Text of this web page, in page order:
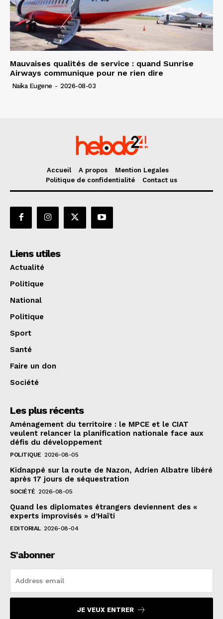
Mauvaises qualités de service : quand Sunrise
Airways communique pour ne rien dire
Naïka Eugene - 2026-08-03
Accueil A propos
Mention Legales
Politique de confidentialité
Contact us
Liens utiles
Actualité
Politique
National
Politique
Sport
Santé
Faire un don
Société
Les plus récents
Aménagement du territoire : le MPCE et le CIAT
veulent relancer la planification nationale face aux
défis du développement
POLITIQUE 2026-08-05
Kidnappé sur la route de Nazon, Adrien Albatre libéré
après 17 jours de séquestration
SOCIÉTÉ 2026-08-05
Quand les diplomates étrangers deviennent des «
experts improvisés » d’Haïti
EDITORIAL 2026-08-04
S'abonner
JE VEUX ENTRER